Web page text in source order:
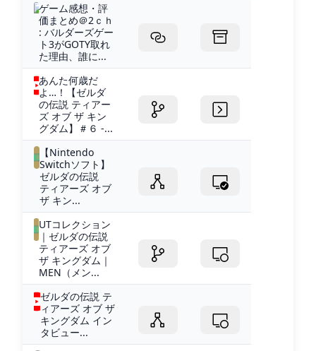
ゲーム感想・評
価まとめ＠2ｃｈ
: バルダーズゲー
ト3がGOTY取れ
た理由、誰に...
あんた何歳だ
よ…！【ゼルダ
の伝説 ティアー
ズ オブ ザ キン
グダム】＃６ -...
【Nintendo
Switchソフト】
ゼルダの伝説
ティアーズ オブ
ザ キン...
UTコレクション
｜ゼルダの伝説
ティアーズ オブ
ザ キングダム｜
MEN（メン...
ゼルダの伝説 テ
ィアーズ オブ ザ
キングダム イン
タビュー...